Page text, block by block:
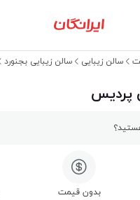
سالن زیبایی سالن زیبایی بجنورد
پردیس
بدون قیمت